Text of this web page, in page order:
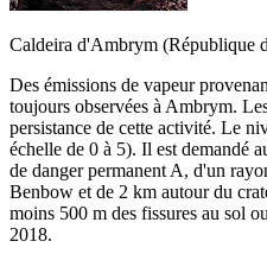
Caldeira d'Ambrym (République
Des émissions de vapeur
toujours observées à Ambrym.
persistance de cette activité. Le
échelle de 0 à 5). Il est demandé
de danger permanent A, d'un
Benbow et de 2 km autour du
moins 500 m des fissures au sol
2018.